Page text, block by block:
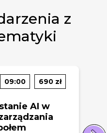
z
09:00 690 zł
AI w